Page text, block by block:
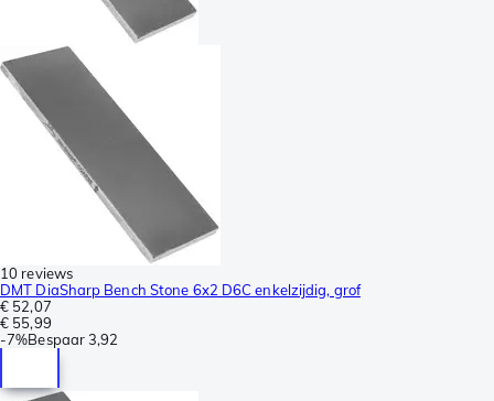
10 reviews
DMT DiaSharp Bench Stone 6x2 D6C enkelzijdig, grof
€ 52,07
€ 55,99
-7%Bespaar3,92